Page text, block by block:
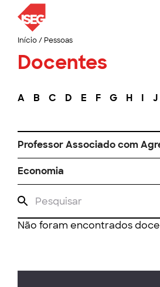
Início/ Pessoas
Docentes
A B C D E F G H I J
Professor Associado com
Economia
Não foram encontrados